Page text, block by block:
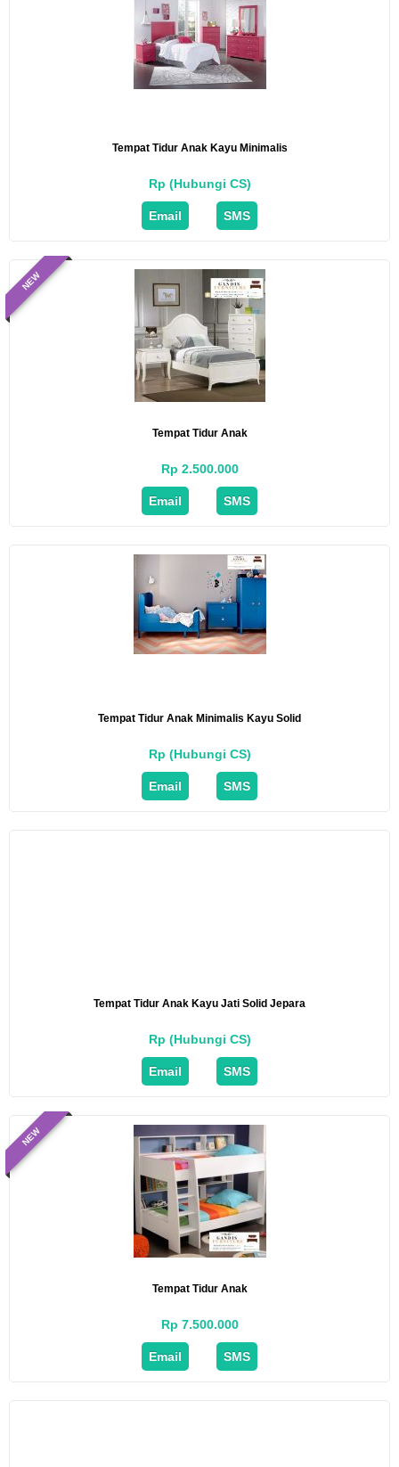
Tempat Tidur Anak Kayu Minimalis
Rp (Hubungi CS)
Email SMS
NEW
Tempat Tidur Anak
Rp 2.500.000
Email SMS
Tempat Tidur Anak Minimalis Kayu Solid
Rp (Hubungi CS)
Email SMS
Tempat Tidur Anak Kayu Jati Solid Jepara
Rp (Hubungi CS)
Email SMS
NEW
Tempat Tidur Anak
Rp 7.500.000
Email SMS